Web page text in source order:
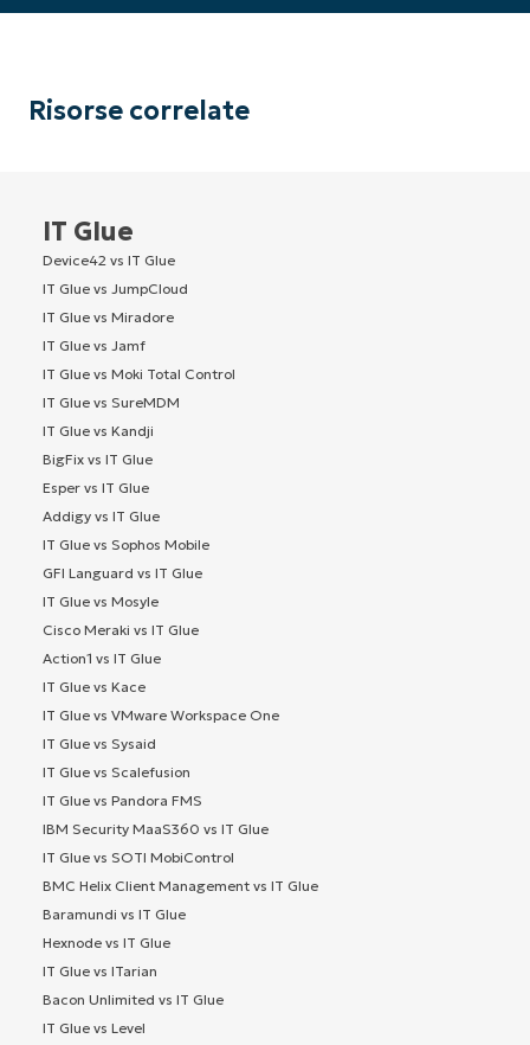
Risorse correlate
IT Glue
Device42 vs IT Glue
IT Glue vs JumpCloud
IT Glue vs Miradore
IT Glue vs Jamf
IT Glue vs Moki Total Control
IT Glue vs SureMDM
IT Glue vs Kandji
BigFix vs IT Glue
Esper vs IT Glue
Addigy vs IT Glue
IT Glue vs Sophos Mobile
GFI Languard vs IT Glue
IT Glue vs Mosyle
Cisco Meraki vs IT Glue
Action1 vs IT Glue
IT Glue vs Kace
IT Glue vs VMware Workspace One
IT Glue vs Sysaid
IT Glue vs Scalefusion
IT Glue vs Pandora FMS
IBM Security MaaS360 vs IT Glue
IT Glue vs SOTI MobiControl
BMC Helix Client Management vs IT Glue
Baramundi vs IT Glue
Hexnode vs IT Glue
IT Glue vs ITarian
Bacon Unlimited vs IT Glue
IT Glue vs Level